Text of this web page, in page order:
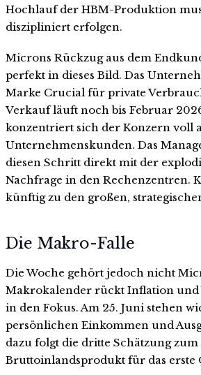
Hochlauf der HBM-Produktion
diszipliniert erfolgen.
Microns Rückzug aus dem
perfekt in dieses Bild. Das
Marke Crucial für private
Verkauf läuft noch bis Februar
konzentriert sich der Konzern voll
Unternehmenskunden. Das
diesen Schritt direkt mit der
Nachfrage in den Rechenzentren.
künftig zu den großen,
Die Makro-Falle
Die Woche gehört jedoch nicht
Makrokalender rückt Inflation und
in den Fokus. Am 25. Juni stehen
persönlichen Einkommen und
dazu folgt die dritte Schätzung zum
Bruttoinlandsprodukt für das erste